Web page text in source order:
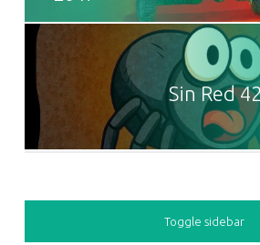
Sin Red
SIDEBAR
Toggle sidebar